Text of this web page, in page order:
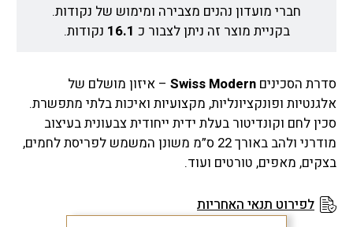
חברי מועדון נהנים מצבירה ומימוש של נקודות.
בקניית מוצר זה ניתן לצבור כ 16.1 נקודות.
סדרת הסכינים Swiss Modern – איזון מושלם של
אלגנטיות ופונקציונליות, מקצועיות ואיכות בלתי מתפשרת.
סכין לחם וקונדיטור בעלת ידית ייחודית צבעונית בעיצוב
מודרני ולהב באורך 22 ס”מ משונן המשמש לפריסת לחמים,
בצקים, מאפים, טורטים ועוד.
לפירוט תנאי האחריות